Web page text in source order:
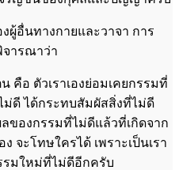
ผู้อื่นทางกายและวาจา การ
ารณาว่า
คือ ตัวเราเองย่อมเคยกรรมที่
ม่ดี ได้กระทบสัมผัสสิ่งที่ไม่ดี
ของกรรมที่ไม่ดีแล้วที่เกิดจาก
จะโทษใครได้ เพราะเป็นเรา
รมใหม่ที่ไม่ดีอีกครับ